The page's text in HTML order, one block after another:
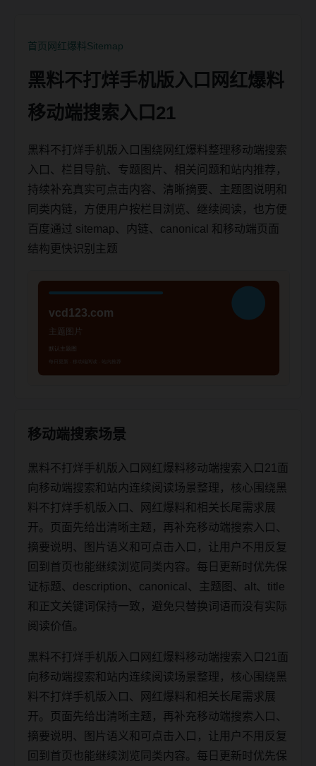
首页网红爆料Sitemap
黑料不打烊手机版入口网红爆料
移动端搜索入口21
黑料不打烊手机版入口围绕网红爆料整理移动端搜索
入口、栏目导航、专题图片、相关问题和站内推荐，
持续补充真实可点击内容、清晰摘要、主题图说明和
同类内链，方便用户按栏目浏览、继续阅读，也方便
百度通过 sitemap、内链、canonical 和移动端页面
结构更快识别主题
移动端搜索场景
黑料不打烊手机版入口网红爆料移动端搜索入口21面
向移动端搜索和站内连续阅读场景整理，核心围绕黑
料不打烊手机版入口、网红爆料和相关长尾需求展
开。页面先给出清晰主题，再补充移动端搜索入口、
摘要说明、图片语义和可点击入口，让用户不用反复
回到首页也能继续浏览同类内容。每日更新时优先保
证标题、description、canonical、主题图、alt、title
和正文关键词保持一致，避免只替换词语而没有实际
阅读价值。
黑料不打烊手机版入口网红爆料移动端搜索入口21面
向移动端搜索和站内连续阅读场景整理，核心围绕黑
料不打烊手机版入口、网红爆料和相关长尾需求展
开。页面先给出清晰主题，再补充移动端搜索入口、
摘要说明、图片语义和可点击入口，让用户不用反复
回到首页也能继续浏览同类内容。每日更新时优先保